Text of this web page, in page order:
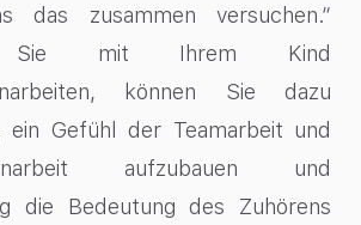
das zusammen versuchen.“
Sie mit Ihrem Kind
können Sie dazu
ein Gefühl der Teamarbeit und
aufzubauen und
die Bedeutung des Zuhörens